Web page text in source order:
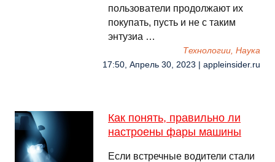
пользователи продолжают их
покупать, пусть и не с таким
энтузиа …
Технологии, Наука
17:50, Апрель 30, 2023 | appleinsider.ru
Как понять, правильно ли
настроены фары машины
Если встречные водители стали